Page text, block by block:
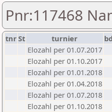
Pnr:117468
tnrSt turnier
Elozahl per 01.07.2017
Elozahl per 01.10.2017
Elozahl per 01.01.2018
Elozahl per 01.04.2018
Elozahl per 01.07.2018
Elozahl per 01.10.2018